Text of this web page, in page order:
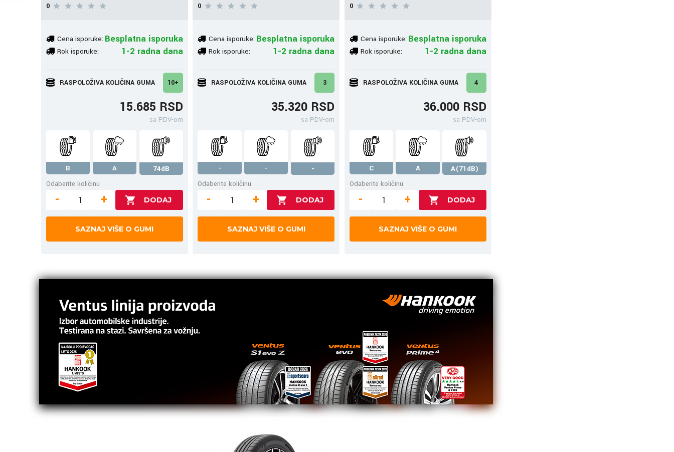
0
Cena isporuke: Besplatna isporuka
Rok isporuke: 1-2 radna dana
RASPOLOŽIVA KOLIČINA GUMA 10+
15.685 RSD
sa PDV-om
B A
74dB
Odaberite količinu
- +
SAZNAJ VIŠE O GUMI
0
Cena isporuke: Besplatna isporuka
Rok isporuke: 1-2 radna dana
RASPOLOŽIVA KOLIČINA GUMA 3
35.320 RSD
sa PDV-om
- -
-
Odaberite količinu
- +
SAZNAJ VIŠE O GUMI
0
Cena isporuke: Besplatna isporuka
Rok isporuke: 1-2 radna dana
RASPOLOŽIVA KOLIČINA GUMA 4
36.000 RSD
sa PDV-om
C A
A(71dB)
Odaberite količinu
- +
SAZNAJ VIŠE O GUMI